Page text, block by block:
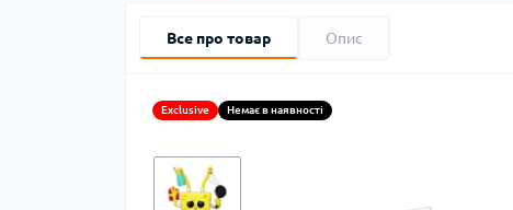
Все про товар Опис
Exclusive Немає в наявності